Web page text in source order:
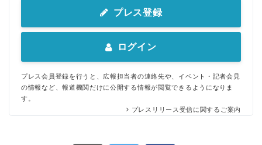
プレス登録
ログイン
プレス会員登録を行うと、広報担当者の連絡先や、イベント・記者会見
の情報など、報道機関だけに公開する情報が閲覧できるようになりま
す。
プレスリリース受信に関するご案内